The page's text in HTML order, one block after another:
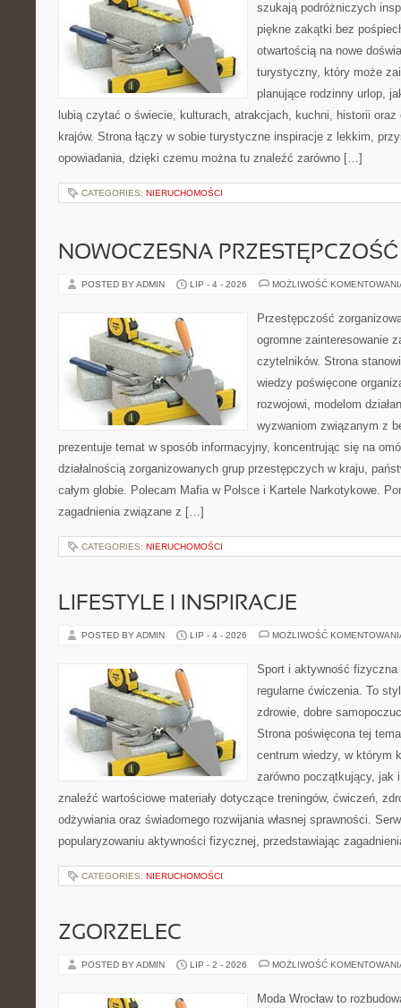
szukają podróżniczych
piękne zakątki bez
otwartością na nowe
turystyczny, który może
planujące rodzinny urlop,
lubią czytać o świecie, kulturach, atrakcjach, kuchni, historii
krajów. Strona łączy w sobie turystyczne inspiracje z lekkim,
opowiadania, dzięki czemu można tu znaleźć zarówno […]
CATEGORIES: NIERUCHOMOŚCI
NOWOCZESNA PRZESTĘPCZOŚĆ
POSTED BY ADMIN LIP - 4 - 2026 MOŻLIWOŚĆ
Przestępczość
ogromne zainteresowanie
czytelników. Strona
wiedzy poświęcone
rozwojowi, modelom
wyzwaniom związanym z
prezentuje temat w sposób informacyjny, koncentrując się na
działalnością zorganizowanych grup przestępczych w kraju,
całym globie. Polecam Mafia w Polsce i Kartele Narkotykowe.
zagadnienia związane z […]
CATEGORIES: NIERUCHOMOŚCI
LIFESTYLE I INSPIRACJE
POSTED BY ADMIN LIP - 4 - 2026 MOŻLIWOŚĆ
Sport i aktywność
regularne ćwiczenia. To
zdrowie, dobre
Strona poświęcona tej
centrum wiedzy, w którym
zarówno początkujący, jak
znaleźć wartościowe materiały dotyczące treningów, ćwiczeń,
odżywiania oraz świadomego rozwijania własnej sprawności.
popularyzowaniu aktywności fizycznej, przedstawiając
CATEGORIES: NIERUCHOMOŚCI
ZGORZELEC
POSTED BY ADMIN LIP - 2 - 2026 MOŻLIWOŚĆ
Moda Wrocław to